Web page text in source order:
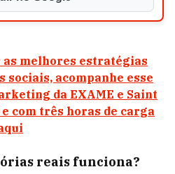
as melhores estratégias
sociais, acompanhe esse
da EXAME e Saint
e com três horas de carga
reais funciona?